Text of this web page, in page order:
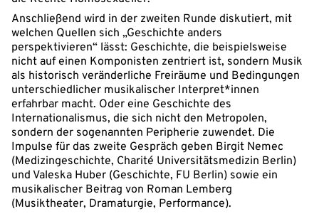
Anschließend wird in der zweiten Runde diskutiert, mit
welchen Quellen sich „Geschichte anders
perspektivieren“ lässt: Geschichte, die beispielsweise
nicht auf einen Komponisten zentriert ist, sondern Musik
als historisch veränderliche Freiräume und Bedingungen
unterschiedlicher musikalischer Interpret*innen
erfahrbar macht. Oder eine Geschichte des
Internationalismus, die sich nicht den Metropolen,
sondern der sogenannten Peripherie zuwendet. Die
Impulse für das zweite Gespräch geben Birgit Nemec
(Medizingeschichte, Charité Universitätsmedizin Berlin)
und Valeska Huber (Geschichte, FU Berlin) sowie ein
musikalischer Beitrag von Roman Lemberg
(Musiktheater, Dramaturgie, Performance).